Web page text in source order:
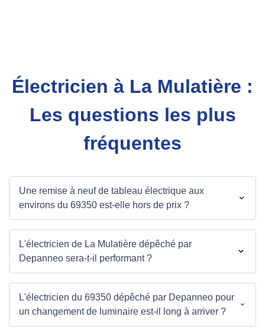
Électricien à La Mulatière :
Les questions les plus
fréquentes
Une remise à neuf de tableau électrique aux
environs du 69350 est-elle hors de prix ?
L'électricien de La Mulatière dépêché par
Depanneo sera-t-il performant ?
L'électricien du 69350 dépêché par Depanneo pour
un changement de luminaire est-il long à arriver ?